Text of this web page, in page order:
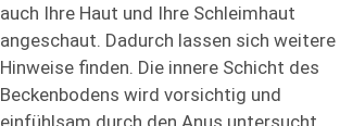
auch Ihre Haut und Ihre Schleimhaut
angeschaut. Dadurch lassen sich weitere
Hinweise finden. Die innere Schicht des
Beckenbodens wird vorsichtig und
einfühlsam durch den Anus untersucht.